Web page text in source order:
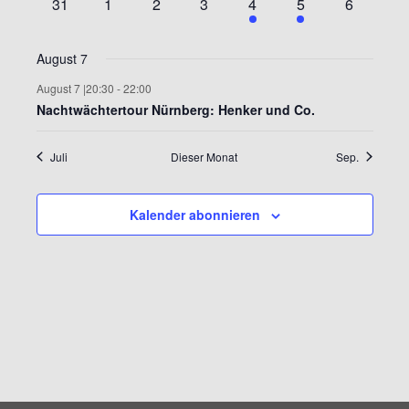
VeranstaltungenVeranstaltungen
VeranstaltungVeranstaltung
August 7
August 7 |20:30 -22:00
Nachtwächtertour Nürnberg: Henker und Co.
Juli Dieser Monat Sep.
Kalender abonnieren